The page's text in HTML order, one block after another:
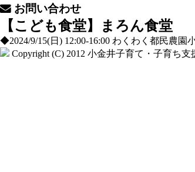
お問い合わせ
【こども食堂】まろん食堂
◆2024/9/15(日) 12:00-16:00 わくわく都民農
Copyright (C) 2012 小金井子育て・子育ち支